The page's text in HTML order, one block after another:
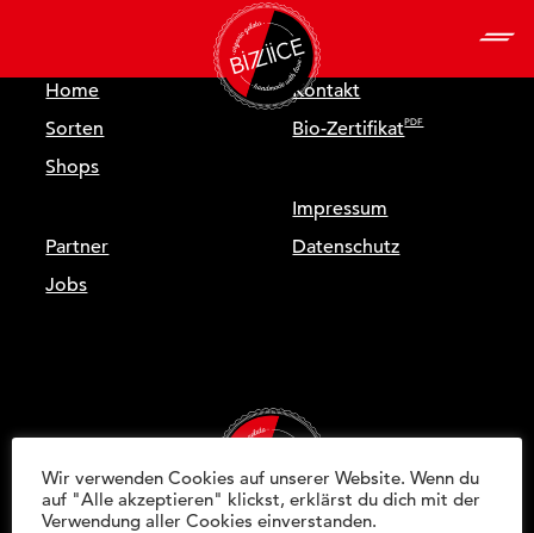
Home
Sorten
Shops
Partner
Jobs
Kontakt
Bio-Zertifikat
Impressum
Datenschutz
Wir verwenden Cookies auf unserer Website. Wenn du
auf "Alle akzeptieren" klickst, erklärst du dich mit der
Verwendung aller Cookies einverstanden.